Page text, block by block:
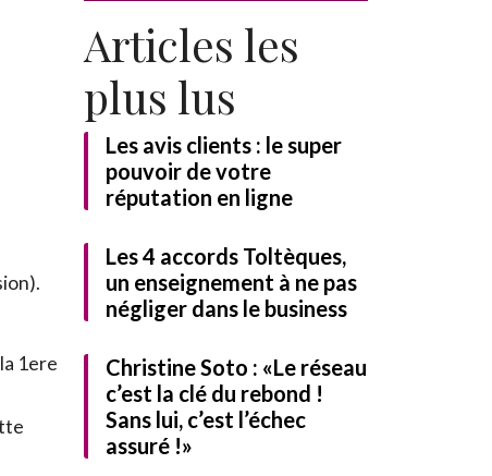
notre guide
1ere
Articles les
plus lus
Les avis clients : le super
pouvoir de votre
réputation en ligne
Les 4 accords Toltèques,
un enseignement à ne pas
négliger dans le business
Christine Soto : «Le réseau
c’est la clé du rebond !
Sans lui, c’est l’échec
assuré !»